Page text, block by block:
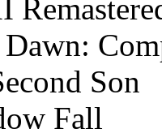
Son
Fall